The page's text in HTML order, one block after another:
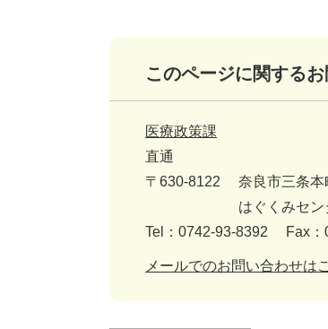
このページに関する
医療政策課
直通
〒630-8122
奈良市三条
はぐくみセン
Tel：0742-93-8392
Fax
メールでのお問い合わせは